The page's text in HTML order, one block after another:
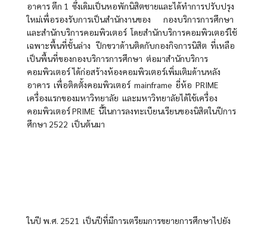
อาคาร ตึก 1 ซึ่งเดิมเป็นหอพักนิสิตชายและได้ทำการปรับปรุง
ใหม่เพื่อรองรับการเป็นสำนักงานของ กองบริการการศึกษา
และสำนักบริการคอมพิวเตอร์ โดยสำนักบริการคอมพิวเตอร์ใช้
เฉพาะพื้นที่ชั้นล่าง ปีกขวาด้านติดกับกองกิจการนิสิต ที่เหลือ
เป็นพื้นที่ของกองบริการการศึกษา ต่อมาสำนักบริการ
คอมพิวเตอร์ ได้ก่อสร้างห้องคอมพิวเตอร์เพิ่มเติมด้านหลัง
อาคาร เพื่อติดตั้งคอมพิวเตอร์ mainframe ยี่ห้อ PRIME
เครื่องแรกของมหาวิทยาลัย และมหาวิทยาลัยได้ใช้เครื่อง
คอมพิวเตอร์ PRIME นี้ในการลงทะเบียนเรียนของนิสิตในปีการ
ศึกษา 2522 เป็นต้นมา
ในปี พ.ศ. 2521 เป็นปีที่มีการเตรียมการขยายการศึกษาไปยัง